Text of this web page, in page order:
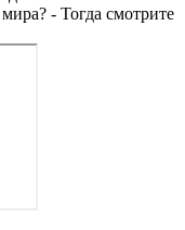
- Тогда смотрите